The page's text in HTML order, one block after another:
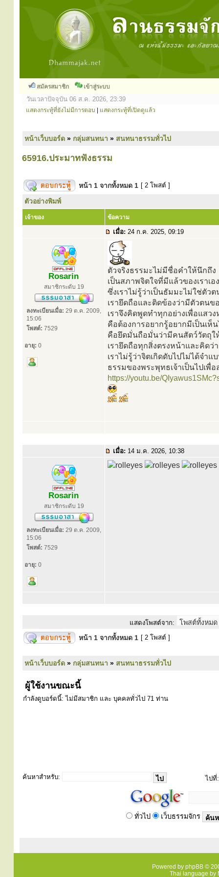
สมัครสมาชิก เข้าสู่ระบบ
วันเวลาปัจจุบัน 06 ส.ค. 2026, 23:39
แสดงกระทู้ที่ยังไม่มีการตอบ แสดงกระทู้ที่เปิดดูแล้ว
หน้าเว็บบอร์ด » กลุ่มสนทนา » สนทนาธรรมทั่วไป
65916.ประมาทฟังธรรม
หน้า 1 จากทั้งหมด 1 [ 2 โพสต์ ]
ตัวอย่างพิมพ์
เจ้าของ ข้อความ
เมื่อ: 24 ก.ค. 2025, 09:19
Rosarin
สมาชิกระดับ 19
ลงทะเบียนเมื่อ: 29 ต.ค. 2009,
15:06
โพสต์: 7529
อายุ: 0
ตัวจริงธรรมะไม่มีชื่อคำให้นึกถึง
เป็นสภาพจิตใจที่มีแล้วของเราเอง
ซึ่งเราไม่รู้ว่าเป็นธัมมะไม่ใช่ตัวต
เรายึดถือและติดข้องว่ามีตัวตนขอ
เราจึงคิดพูดทำทุกอย่างเพื่อแสว
คือต้องการอยากรู้อยากมีเป็นเห็
คือยึดมั่นถือมั่นว่ามีคนสัตว์วัตถุใ
เรายึดถือทุกสิ่งตรงหน้าและคิดว่
เราไม่รู้ว่าจิตเกิดดับไปไม่ได้จำแ
ธรรมของพระพุทธเจ้า​เป็นไปเพื่
https://youtu.be/
เมื่อ: 14 ม.ค. 2026, 10:38
Rosarin
สมาชิกระดับ 19
ลงทะเบียนเมื่อ: 29 ต.ค. 2009,
15:06
โพสต์: 7529
อายุ: 0
แสดงโพสต์จาก:
หน้า 1 จากทั้งหมด 1 [ 2 โพสต์ ]
หน้าเว็บบอร์ด » กลุ่มสนทนา » สนทนาธรรมทั่วไป
ผู้ใช้งานขณะนี้
กำลังดูบอร์ดนี้: ไม่มีสมาชิก และ บุคคลทั่วไป 71 ท่าน
ค้นหาสำหรับ: ไปที่:
ทั่วไป เว็บธรรมจักร
Powered by phpBB ©
Thai language by